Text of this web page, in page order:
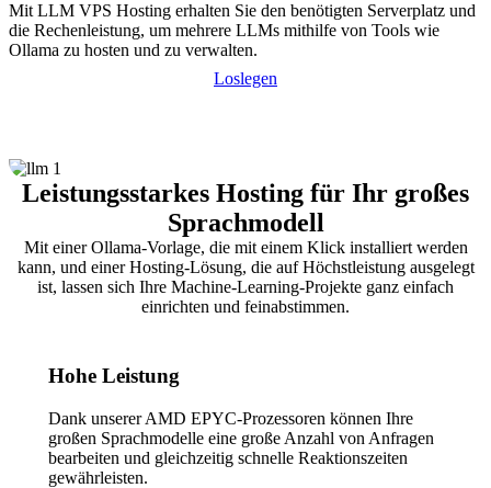
Mit LLM VPS Hosting erhalten Sie den benötigten Serverplatz und
die Rechenleistung, um mehrere LLMs mithilfe von Tools wie
Ollama zu hosten und zu verwalten.
Loslegen
Leistungsstarkes Hosting für Ihr großes
Sprachmodell
Mit einer Ollama-Vorlage, die mit einem Klick installiert werden
kann, und einer Hosting-Lösung, die auf Höchstleistung ausgelegt
ist, lassen sich Ihre Machine-Learning-Projekte ganz einfach
einrichten und feinabstimmen.
Hohe Leistung
Dank unserer AMD EPYC-Prozessoren können Ihre
großen Sprachmodelle eine große Anzahl von Anfragen
bearbeiten und gleichzeitig schnelle Reaktionszeiten
gewährleisten.